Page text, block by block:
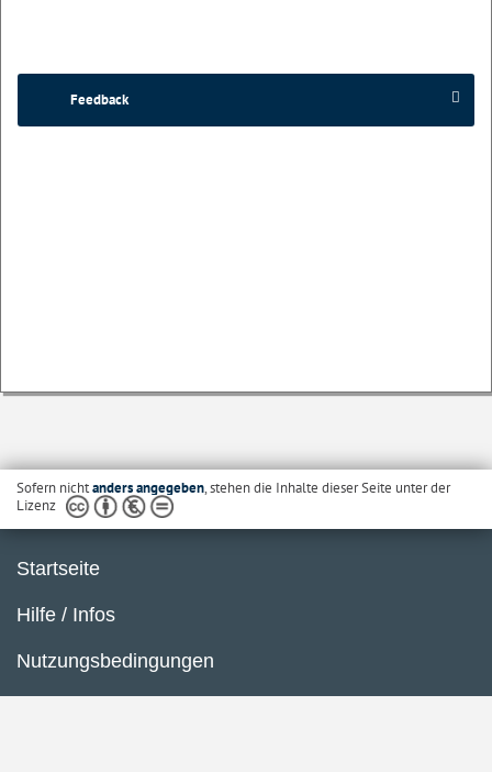
Feedback
Sofern nichtanders angegeben, stehen die Inhalte dieser Seite unter der
Lizenz
Startseite
Hilfe / Infos
Nutzungsbedingungen